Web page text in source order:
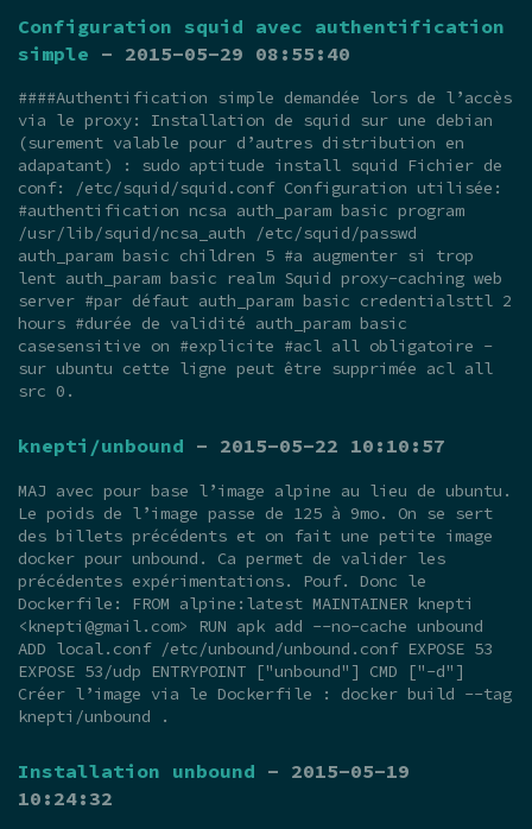
Configuration squid avec authentification
simple - 2015-05-29 08:55:40
####Authentification simple demandée lors de l’accès
via le proxy: Installation de squid sur une debian
(surement valable pour d’autres distribution en
adapatant) : sudo aptitude install squid Fichier de
conf: /etc/squid/squid.conf Configuration utilisée:
#authentification ncsa auth_param basic program
/usr/lib/squid/ncsa_auth /etc/squid/passwd
auth_param basic children 5 #a augmenter si trop
lent auth_param basic realm Squid proxy-caching web
server #par défaut auth_param basic credentialsttl 2
hours #durée de validité auth_param basic
casesensitive on #explicite #acl all obligatoire -
sur ubuntu cette ligne peut être supprimée acl all
src 0.
knepti/unbound - 2015-05-22 10:10:57
MAJ avec pour base l’image alpine au lieu de ubuntu.
Le poids de l’image passe de 125 à 9mo. On se sert
des billets précédents et on fait une petite image
docker pour unbound. Ca permet de valider les
précédentes expérimentations. Pouf. Donc le
Dockerfile: FROM alpine:latest MAINTAINER knepti
<knepti@gmail.com> RUN apk add --no-cache unbound
ADD local.conf /etc/unbound/unbound.conf EXPOSE 53
EXPOSE 53/udp ENTRYPOINT ["unbound"] CMD ["-d"]
Créer l’image via le Dockerfile : docker build --tag
knepti/unbound .
Installation unbound - 2015-05-19
10:24:32